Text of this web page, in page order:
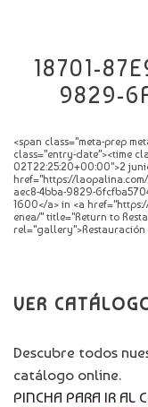
18701-
9829-
<span class="meta-prep
class="entry-date"><time
02T22:25:20+00:00">2
href="https://
aec8-4bba-9829-
1600</a> in <a
enea/" title="Return to
VER
Descubre todos
catálogo online.
PINCHA PARA IR AL